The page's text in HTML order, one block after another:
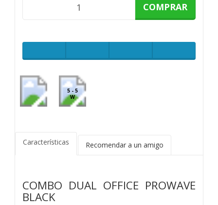
COMPRAR
5 - 5
W
Características Recomendar a un amigo
COMBO DUAL OFFICE PROWAVE
BLACK